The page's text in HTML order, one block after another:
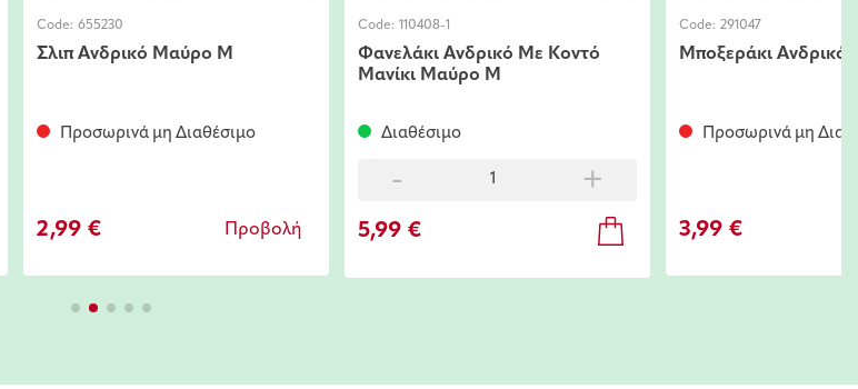
Code: 655230
Σλιπ Ανδρικό Μαύρο Μ
Προσωρινά μη Διαθέσιμο
2,99 € Προβολή
Code: 110408-1
Φανελάκι Ανδρικό Με Κοντό
Μανίκι Μαύρο Μ
Διαθέσιμο
- +
5,99 €
Code: 291047
Μποξεράκι
Προσωρινά μη
3,99 €